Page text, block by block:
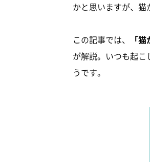
かと思いますが、猫
この記事では、 「
が解説。いつも起
うです。